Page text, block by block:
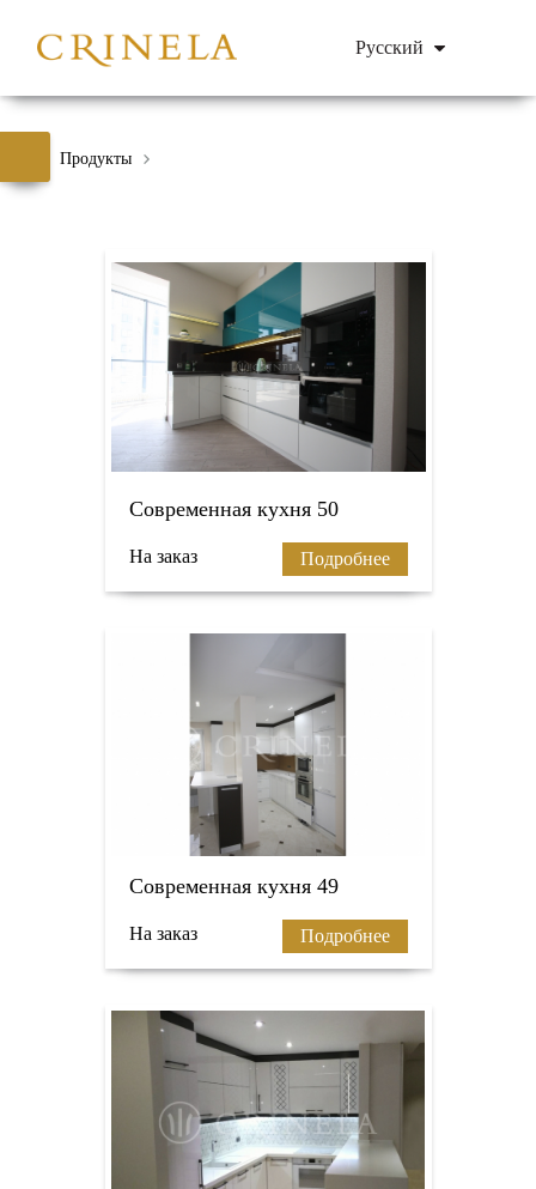
Русский
Продукты
Современная кухня 50
На заказ Подробнее
Современная кухня 49
На заказ Подробнее